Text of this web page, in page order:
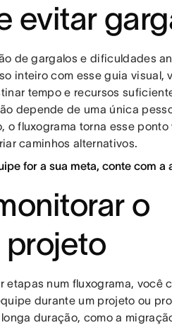
evitar
de gargalos e dificuldades
inteiro com esse guia visual,
tempo e recursos
depende de uma única
o fluxograma torna esse
caminhos alternativos.
for a sua meta, conte com a
o
projeto
num fluxograma, você
durante um projeto ou
duração, como a